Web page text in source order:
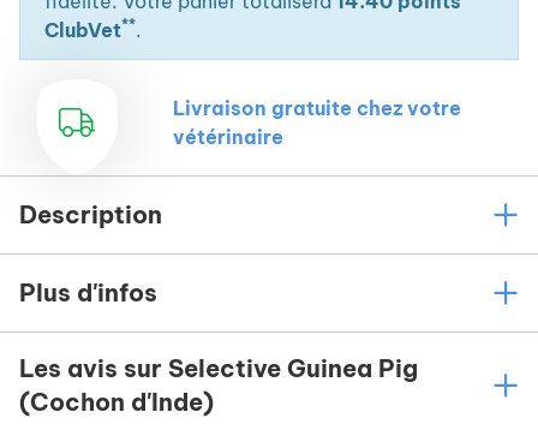
ClubVet**.
Livraison gratuite chez votre
vétérinaire
Description
Plus d'infos
Les avis sur Selective Guinea Pig
(Cochon d'Inde)